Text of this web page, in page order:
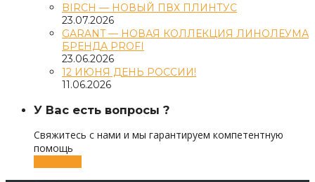
BIRCH — НОВЫЙ ПВХ ПЛИНТУС
23.07.2026
GARANT — НОВАЯ КОЛЛЕКЦИЯ ЛИНОЛЕУМА
БРЕНДА PROFI
23.06.2026
12 ИЮНЯ ДЕНЬ РОССИИ!
11.06.2026
У Вас есть вопросы ?
Свяжитесь с нами и мы гарантируем компетентную
помощь